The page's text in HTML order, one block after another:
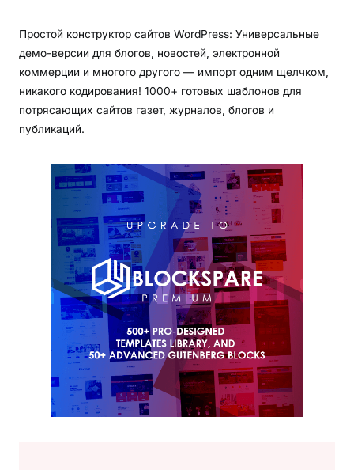
Простой конструктор сайтов WordPress: Универсальные
демо-версии для блогов, новостей, электронной
коммерции и многого другого — импорт одним щелчком,
никакого кодирования! 1000+ готовых шаблонов для
потрясающих сайтов газет, журналов, блогов и
публикаций.